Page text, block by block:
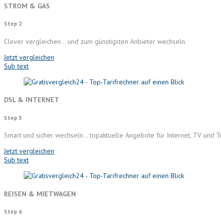
STROM & GAS
Step 2
Clever vergleichen… und zum günstigsten Anbieter wechseln.
Jetzt vergleichen
Sub text
DSL & INTERNET
Step 5
Smart und sicher wechseln… topaktuelle Angebote für Internet, TV und
Jetzt vergleichen
Sub text
REISEN & MIETWAGEN
Step 6